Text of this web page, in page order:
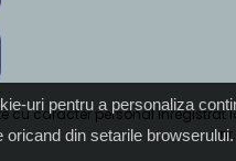
uri pentru a personaliza
oricand din setarile
cu caracter personal inregistrat